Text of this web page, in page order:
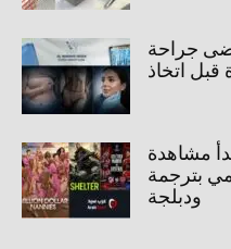
جراحة
مشاهدة
بترجمة
ودبلجة